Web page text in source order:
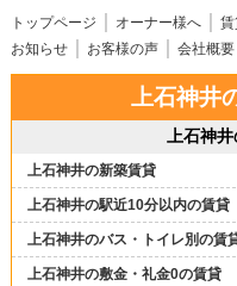
トップページ オーナー様へ 賃
お知らせ
お客様の声 会社概要
上石神井
上石神
上石神井の新築賃貸
上石神井の駅近10分以内の賃貸
上石神井のバス・トイレ別の賃
上石神井の敷金・礼金0の賃貸